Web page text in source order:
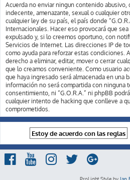
Acuerda no enviar ningun contenido abusivo,
indecente, amenazante, sexual o cualquier
cualquier ley de su país, el país donde
Internacionales. Hacer eso provocará que
expulsado y, si lo creemos oportuno, con
Servicios de Internet. Las direcciones IP de
como ayuda para reforzar estas condiciones.
derecho a eliminar, editar, mover o cerrar
que lo creamos conveniente. Como usuario
que haya ingresado será almacenada en una
información no será compartida con ninguna
consentimiento, ni “G.O.R.A.” ni phpBB
cualquier intento de hacking que conlleve a
comprometidos.